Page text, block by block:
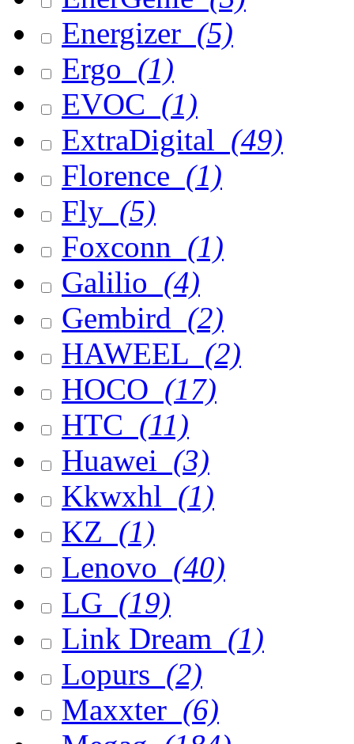
Energizer (5)
Ergo (1)
EVOC (1)
ExtraDigital (49)
Florence (1)
Fly (5)
Foxconn (1)
Galilio (4)
Gembird (2)
HAWEEL (2)
HOCO (17)
HTC (11)
Huawei (3)
Kkwxhl (1)
KZ (1)
Lenovo (40)
LG (19)
Link Dream (1)
Lopurs (2)
Maxxter (6)